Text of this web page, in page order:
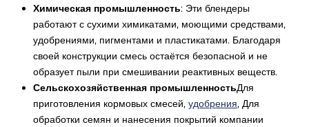
Химическая промышленность: Эти блендеры
работают с сухими химикатами, моющими средствами,
удобрениями, пигментами и пластикатами. Благодаря
своей конструкции смесь остаётся безопасной и не
образует пыли при смешивании реактивных веществ.
Сельскохозяйственная промышленностьДля
приготовления кормовых смесей, удобрения, Для
обработки семян и нанесения покрытий компании